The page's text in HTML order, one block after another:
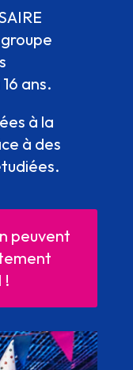
ans.
à la
à des
peuvent
!